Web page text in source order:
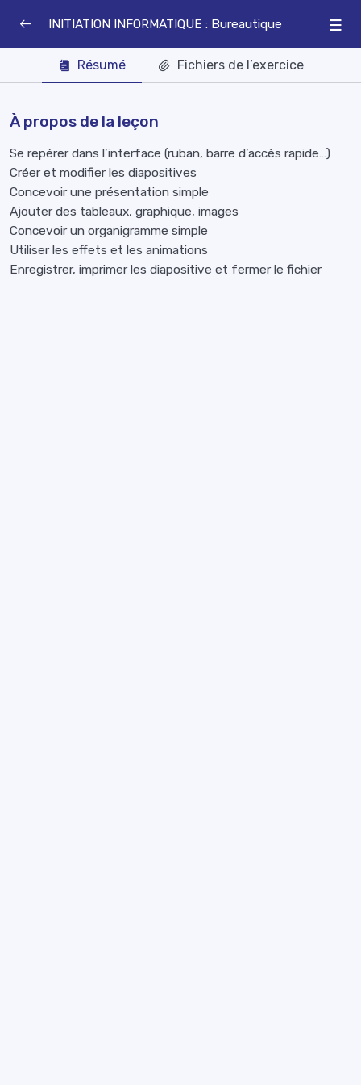
INITIATION INFORMATIQUE : Bureautique
Résumé Fichiers de l’exercice
À propos de la leçon
Se repérer dans l’interface (ruban, barre d’accès rapide…)
Créer et modifier les diapositives
Concevoir une présentation simple
Ajouter des tableaux, graphique, images
Concevoir un organigramme simple
Utiliser les effets et les animations
Enregistrer, imprimer les diapositive et fermer le fichier